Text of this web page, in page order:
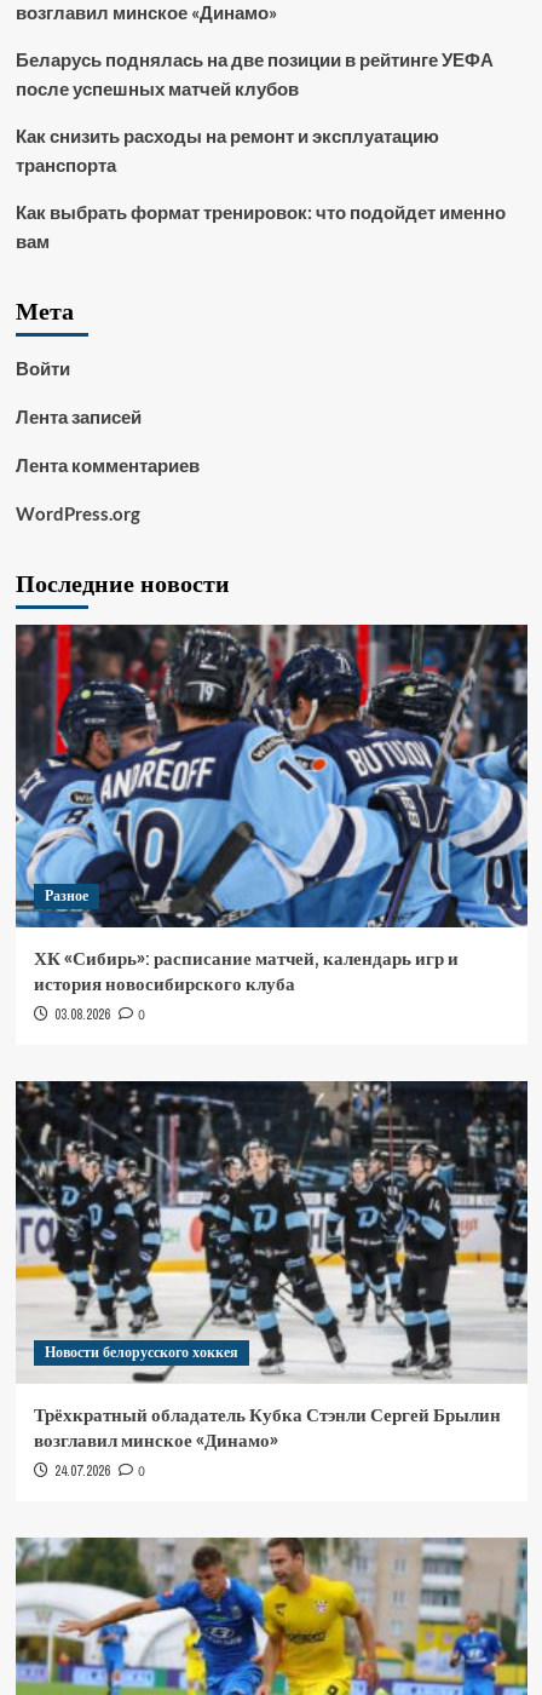
возглавил минское «Динамо»
Беларусь поднялась на две позиции в рейтинге УЕФА
после успешных матчей клубов
Как снизить расходы на ремонт и эксплуатацию
транспорта
Как выбрать формат тренировок: что подойдет именно
вам
Мета
Войти
Лента записей
Лента комментариев
WordPress.org
Последние новости
Разное
ХК «Сибирь»: расписание матчей, календарь игр и
история новосибирского клуба
03.08.2026 0
Новости белорусского хоккея
Трёхкратный обладатель Кубка Стэнли Сергей Брылин
возглавил минское «Динамо»
24.07.2026 0